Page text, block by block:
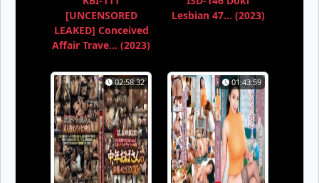
[UNCENSORED
LEAKED] Conceived
Affair Trave... (2023)
Lesbian 47... (2023)
02:58:32 01:43:59